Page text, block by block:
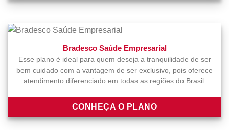
Bradesco Saúde Empresarial
Esse plano é ideal para quem deseja a tranquilidade de ser
bem cuidado com a vantagem de ser exclusivo, pois oferece
atendimento diferenciado em todas as regiões do Brasil.
CONHEÇA O PLANO